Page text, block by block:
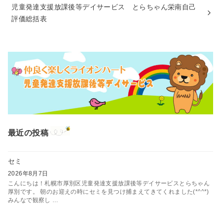
児童発達支援放課後等デイサービス とらちゃん栄南自己
評価総括表
最近の投稿
セミ
2026年8月7日
こんにちは！札幌市厚別区児童発達支援放課後等デイサービスとらちゃん
厚別です。 朝のお迎えの時にセミを見つけ捕まえてきてくれました(*^^*)
みんなで観察し …